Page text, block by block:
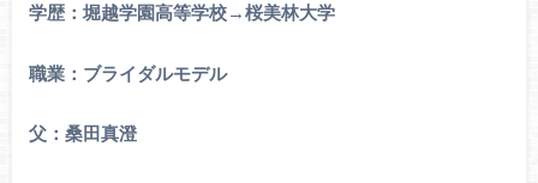
学歴：堀越学園高等学校→桜美林大学
職業：ブライダルモデル
父：桑田真澄